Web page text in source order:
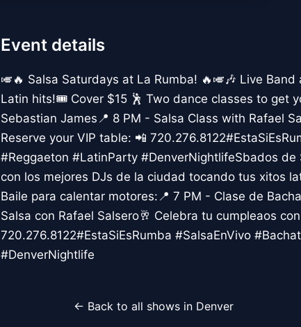
Event details
🎺🔥 Salsa Saturdays at La Rumba! 🔥🎺🎶 Live
Latin hits!🎟️ Cover $15 🕺 Two dance classes to get
Sebastian James📍 8 PM - Salsa Class with Rafael
Reserve your VIP table: 📲
#Reggaeton #LatinParty #DenverNightlifeSbados de
con los mejores DJs de la ciudad tocando tus xitos
Baile para calentar motores:📍 7 PM - Clase de
Salsa con Rafael Salsero🥂 Celebra tu cumpleaos
720.276.8122#EstaSiEsRumba #SalsaEnVivo
#DenverNightlife
← Back to all shows in Denver